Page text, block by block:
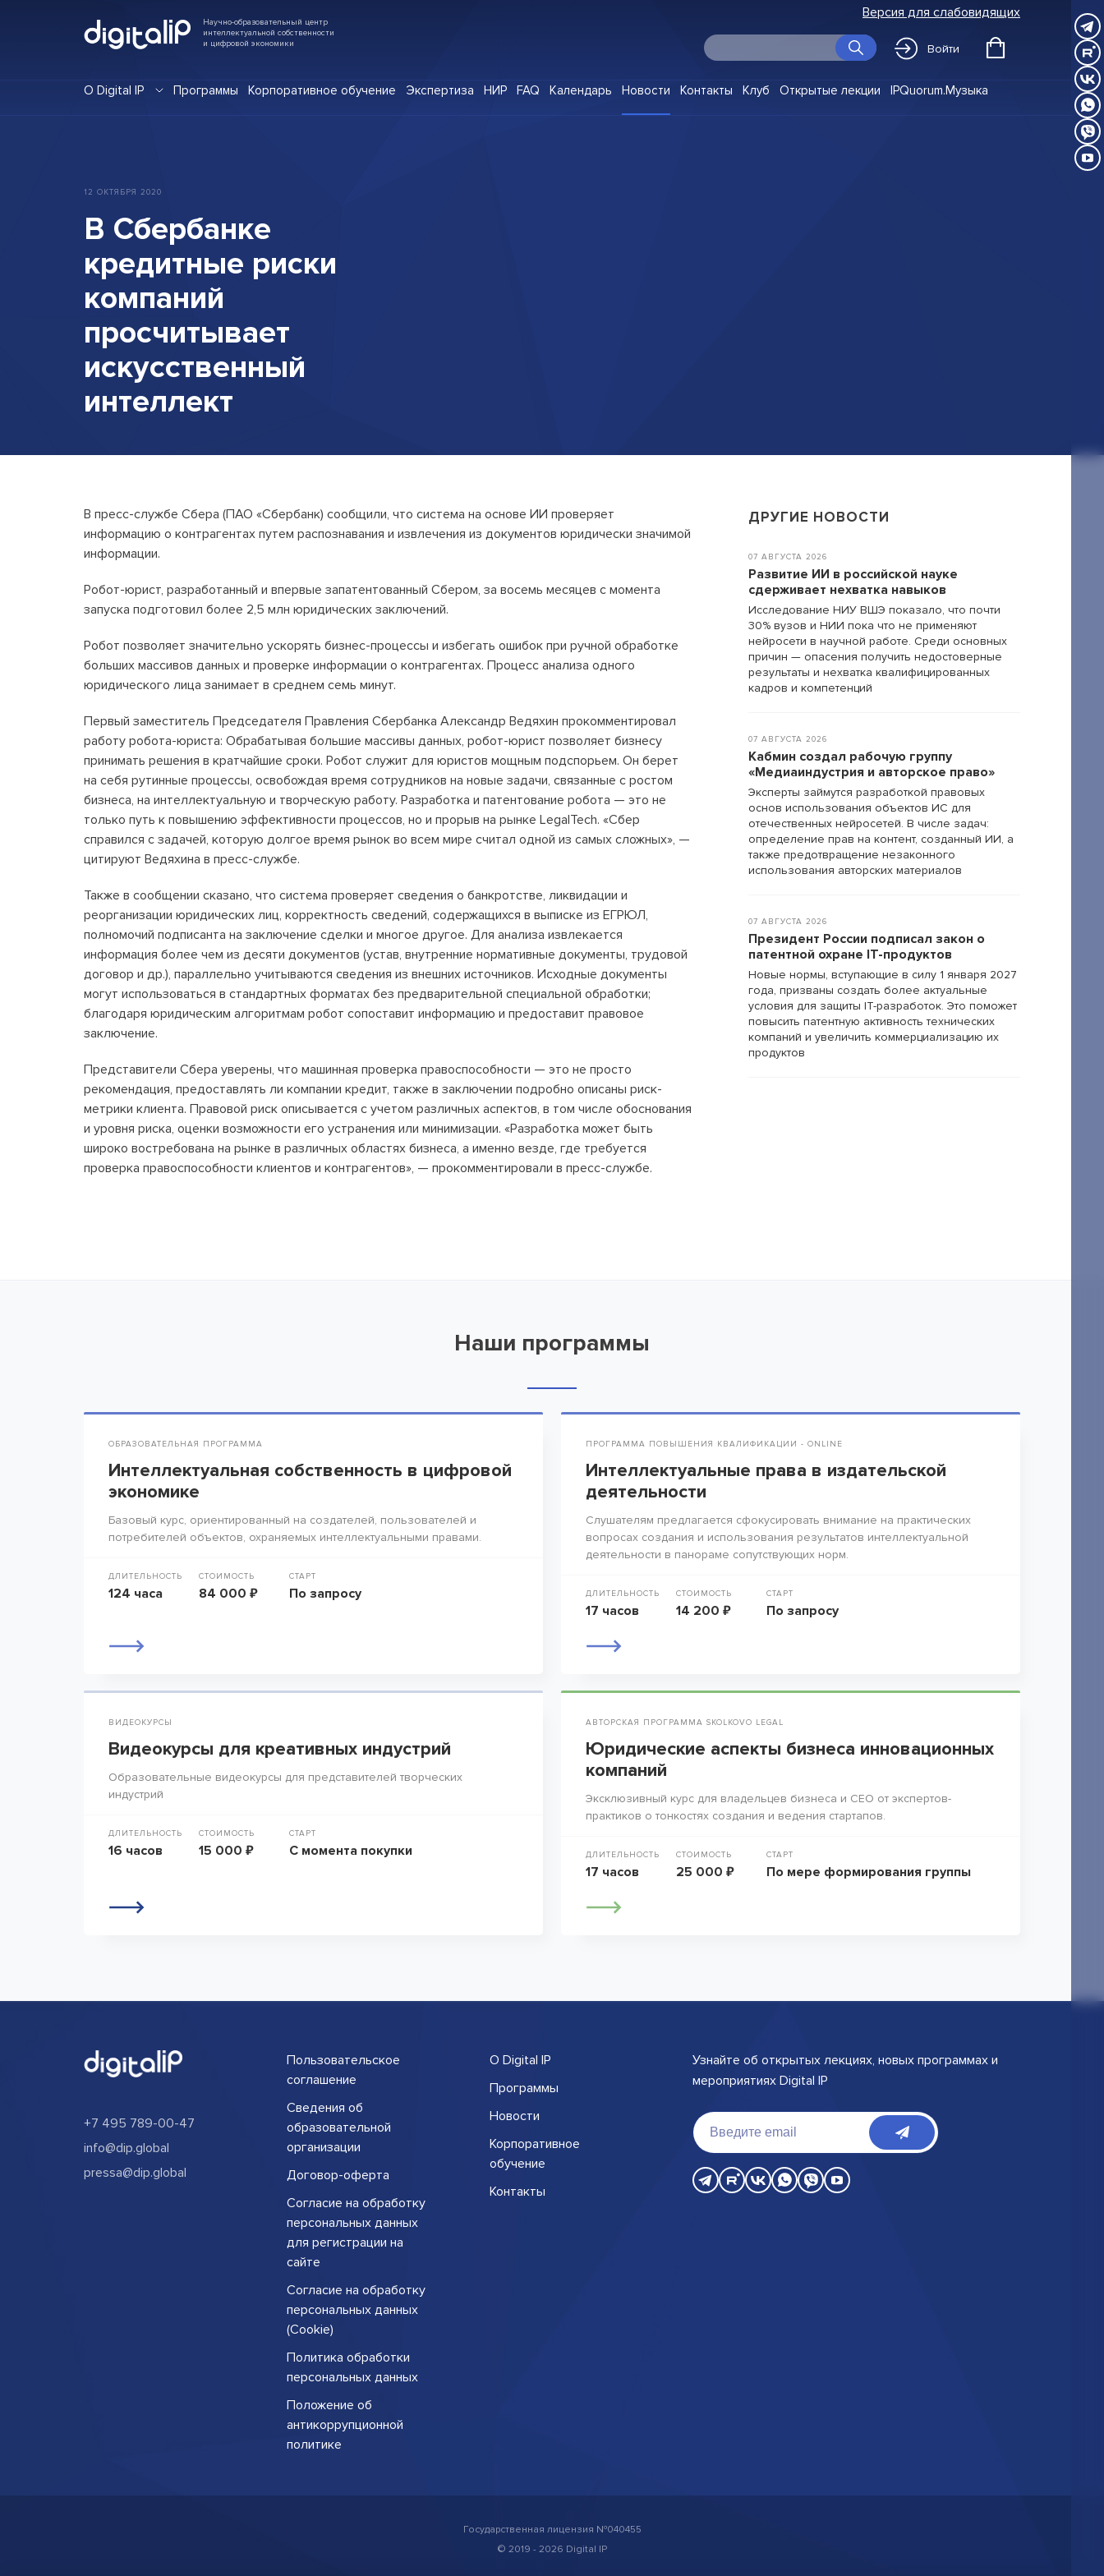
Научно-образовательный центр
интеллектуальной собственности
и цифровой экономики
Версия для слабовидящих
Войти
Сведения об образовательной
организации
Согласие на обработку персональных
Согласие на обработку персональных
данных (Cookie)
Положение об антикоррупционной
политике
+7 495 789-00-47
О Digital IP Программы Корпоративное обучение Экспертиза НИР FAQ Календарь Новости Контакты Клуб Открытые лекции IPQuorum.Музыка
12 ОКТЯБРЯ 2020
В Сбербанке
кредитные риски
компаний
просчитывает
искусственный
интеллект
В пресс-службе Сбера (ПАО «Сбербанк) сообщили, что система на основе ИИ проверяет
информацию о контрагентах путем распознавания и извлечения из документов юридически значимой
информации.
Робот-юрист, разработанный и впервые запатентованный Сбером, за восемь месяцев с момента
запуска подготовил более 2,5 млн юридических заключений.
Робот позволяет значительно ускорять бизнес-процессы и избегать ошибок при ручной обработке
больших массивов данных и проверке информации о контрагентах. Процесс анализа одного
юридического лица занимает в среднем семь минут.
Первый заместитель Председателя Правления Сбербанка Александр Ведяхин прокомментировал
работу робота-юриста: Обрабатывая большие массивы данных, робот-юрист позволяет бизнесу
принимать решения в кратчайшие сроки. Робот служит для юристов мощным подспорьем. Он берет
на себя рутинные процессы, освобождая время сотрудников на новые задачи, связанные с ростом
бизнеса, на интеллектуальную и творческую работу. Разработка и патентование робота — это не
только путь к повышению эффективности процессов, но и прорыв на рынке LegalTech. «Сбер
справился с задачей, которую долгое время рынок во всем мире считал одной из самых сложных», —
цитируют Ведяхина в пресс-службе.
Также в сообщении сказано, что система проверяет сведения о банкротстве, ликвидации и
реорганизации юридических лиц, корректность сведений, содержащихся в выписке из ЕГРЮЛ,
полномочий подписанта на заключение сделки и многое другое. Для анализа извлекается
информация более чем из десяти документов (устав, внутренние нормативные документы, трудовой
договор и др.), параллельно учитываются сведения из внешних источников. Исходные документы
могут использоваться в стандартных форматах без предварительной специальной обработки;
благодаря юридическим алгоритмам робот сопоставит информацию и предоставит правовое
заключение.
Представители Сбера уверены, что машинная проверка правоспособности — это не просто
рекомендация, предоставлять ли компании кредит, также в заключении подробно описаны риск-
метрики клиента. Правовой риск описывается с учетом различных аспектов, в том числе обоснования
и уровня риска, оценки возможности его устранения или минимизации. «Разработка может быть
широко востребована на рынке в различных областях бизнеса, а именно везде, где требуется
проверка правоспособности клиентов и контрагентов», — прокомментировали в пресс-службе.
ДРУГИЕ НОВОСТИ
07 АВГУСТА 2026
Развитие ИИ в российской науке
сдерживает нехватка навыков
Исследование НИУ ВШЭ показало, что почти
30% вузов и НИИ пока что не применяют
нейросети в научной работе. Среди основных
причин — опасения получить недостоверные
результаты и нехватка квалифицированных
кадров и компетенций
07 АВГУСТА 2026
Кабмин создал рабочую группу
«Медиаиндустрия и авторское право»
Эксперты займутся разработкой правовых
основ использования объектов ИС для
отечественных нейросетей. В числе задач:
определение прав на контент, созданный ИИ, а
также предотвращение незаконного
использования авторских материалов
07 АВГУСТА 2026
Президент России подписал закон о
патентной охране IT-продуктов
Новые нормы, вступающие в силу 1 января 2027
года, призваны создать более актуальные
условия для защиты IT-разработок. Это поможет
повысить патентную активность технических
компаний и увеличить коммерциализацию их
продуктов
Наши программы
ОБРАЗОВАТЕЛЬНАЯ ПРОГРАММА
Интеллектуальная собственность в цифровой
экономике
Базовый курс, ориентированный на создателей, пользователей и
потребителей объектов, охраняемых интеллектуальными правами.
ДЛИТЕЛЬНОСТЬ
124 часа
СТОИМОСТЬ
84 000 ₽
СТАРТ
По запросу
ПРОГРАММА ПОВЫШЕНИЯ КВАЛИФИКАЦИИ - ONLINE
Интеллектуальные права в издательской
деятельности
Слушателям предлагается сфокусировать внимание на практических
вопросах создания и использования результатов интеллектуальной
деятельности в панораме сопутствующих норм.
ДЛИТЕЛЬНОСТЬ
17 часов
СТОИМОСТЬ
14 200 ₽
СТАРТ
По запросу
ВИДЕОКУРСЫ
Видеокурсы для креативных индустрий
Образовательные видеокурсы для представителей творческих
индустрий
ДЛИТЕЛЬНОСТЬ
16 часов
СТОИМОСТЬ
15 000 ₽
СТАРТ
С момента покупки
АВТОРСКАЯ ПРОГРАММА SKOLKOVO LEGAL
Юридические аспекты бизнеса инновационных
компаний
Эксклюзивный курс для владельцев бизнеса и СЕО от экспертов-
практиков о тонкостях создания и ведения стартапов.
ДЛИТЕЛЬНОСТЬ
17 часов
СТОИМОСТЬ
25 000 ₽
СТАРТ
По мере формирования группы
+7 495 789-00-47
info@dip.global
pressa@dip.global
Пользовательское
соглашение
Сведения об
образовательной
организации
Договор-оферта
Согласие на обработку
персональных данных
для регистрации на
сайте
Согласие на обработку
персональных данных
(Cookie)
Политика обработки
персональных данных
Положение об
антикоррупционной
политике
О Digital IP
Программы
Новости
Корпоративное
обучение
Контакты
Узнайте об открытых лекциях, новых программах и
мероприятиях Digital IP
Государственная лицензия №040455
© 2019 - 2026 Digital IP